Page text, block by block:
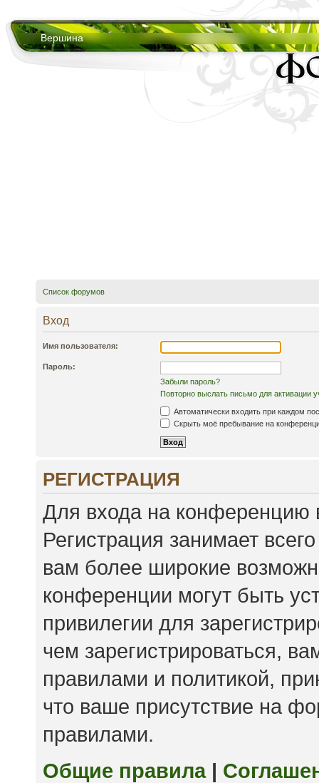
Вершина
Список форумов
Вход
Имя пользователя:
Пароль:
Забыли пароль?
Повторно выслать письмо для активации
Автоматически входить при каждом
Скрыть моё пребывание на
РЕГИСТРАЦИЯ
Для входа на конференцию
Регистрация занимает
вам более широкие
конференции могут быть
привилегии для
чем зарегистрироваться,
правилами и политикой,
что ваше присутствие на
правилами.
Общие правила|